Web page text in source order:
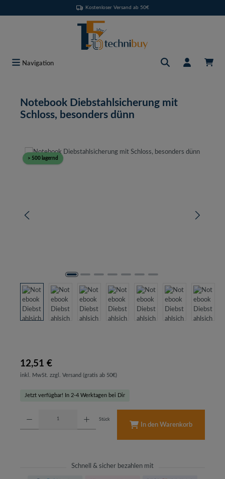
Kostenloser Versand ab 50€
Navigation
Notebook Diebstahlsicherung mit
Schloss, besonders dünn
Bildergalerie überspringen
> 500 lagernd
12,51 €
inkl. MwSt. zzgl. Versand (gratis ab 50€)
Jetzt verfügbar! In 2-4 Werktagen bei Dir
Stück
In den Warenkorb
Schnell & sicher bezahlen mit